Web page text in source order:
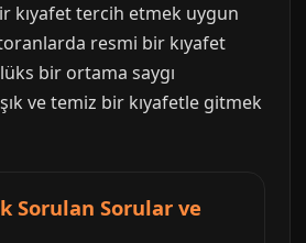
kıyafet tercih etmek uygun
resmi bir kıyafet
bir ortama saygı
ve temiz bir kıyafetle gitmek
Sorulan Sorular ve